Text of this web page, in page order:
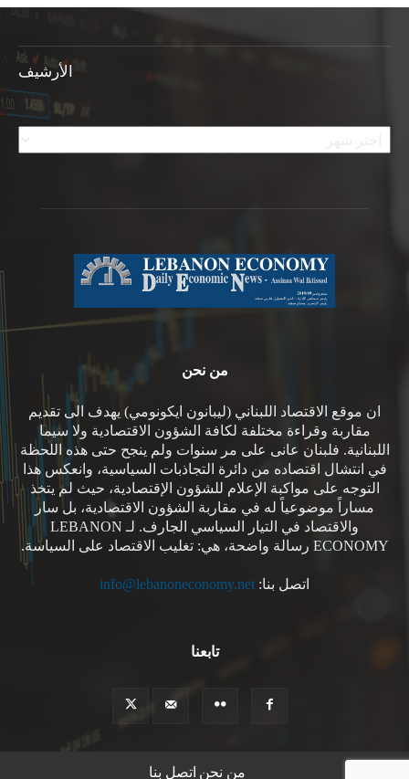
الأرشيف
الأرشيف
من نحن
ان موقع الاقتصاد اللبناني (ليبانون ايكونومي) يهدف الى تقديم
مقاربة وقراءة مختلفة لكافة الشؤون الاقتصادية ولا سيما
اللبنانية. فلبنان عانى على مر سنوات ولم ينجح حتى هذه اللحظة
في انتشال اقتصاده من دائرة التجاذبات السياسية، وانعكس هذا
التوجه على مواكبة الإعلام للشؤون الإقتصادية، حيث لم يتخذ
مساراً موضوعياً له في مقاربة الشؤون الاقتصادية، بل سار
والاقتصاد في التيار السياسي الجارف. لـ LEBANON
ECONOMY رسالة واضحة، هي: تغليب الاقتصاد على السياسة.
اتصل بنا: info@lebanoneconomy.net
تابعنا
من نحن اتصل بنا